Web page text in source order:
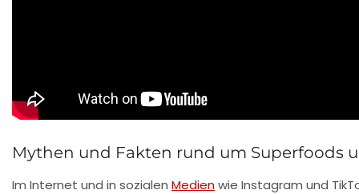
Mythen und Fakten rund um Superfoods
Im Internet und in sozialen Medienwie Instagram und